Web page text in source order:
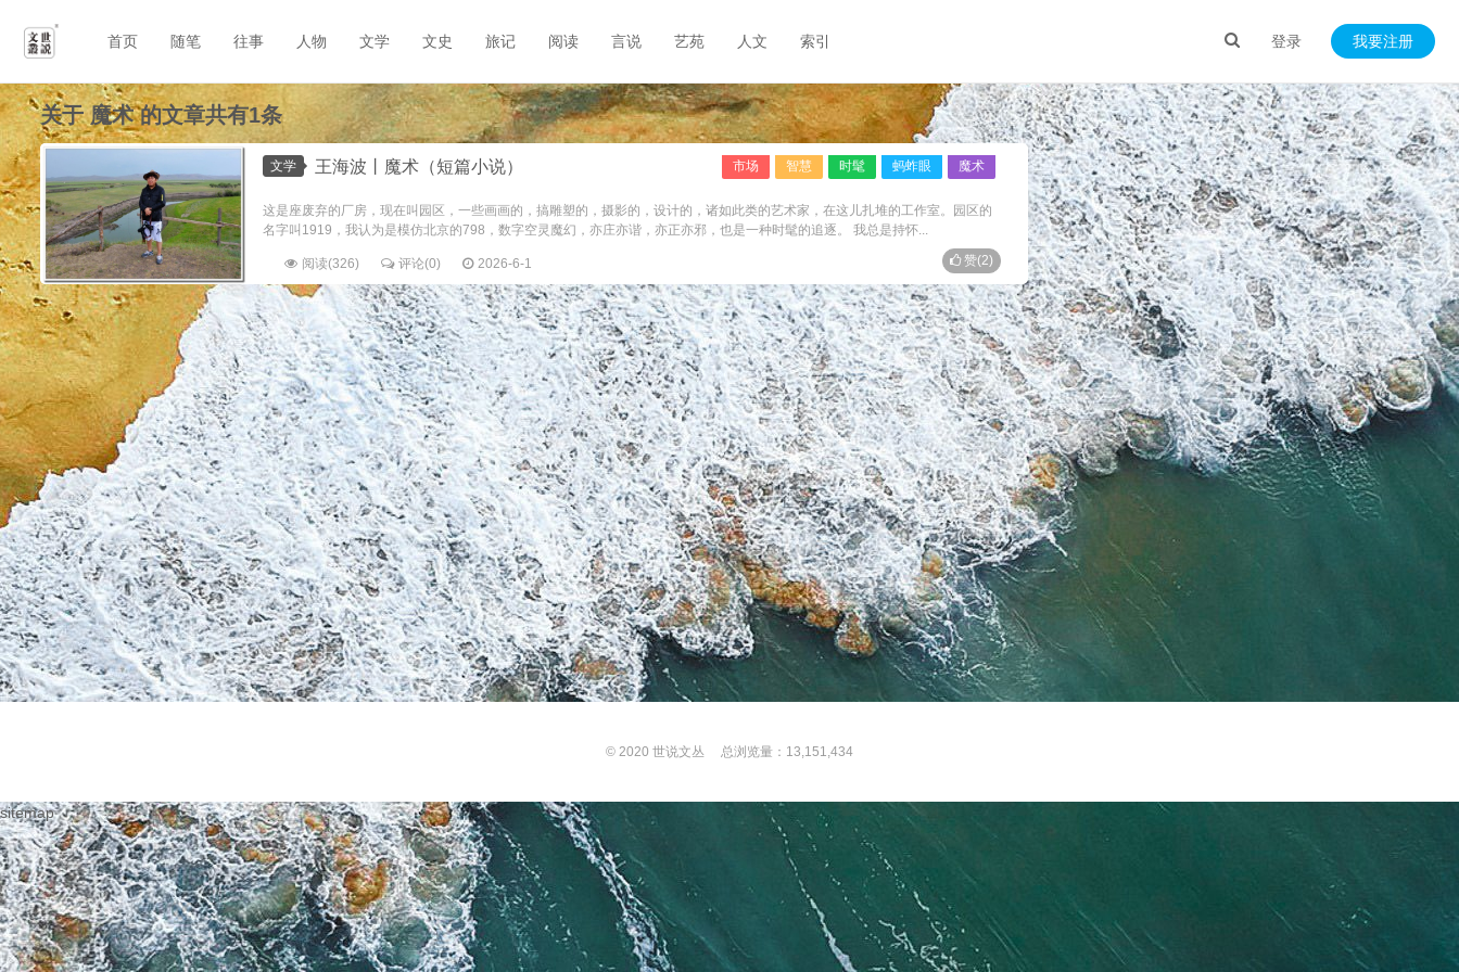
登录 我要注册
首页 随笔 往事 人物 文学 文史 旅记 阅读 言说 艺苑 人文 索引
关于魔术的文章共有1条
文学 市场 智慧 时髦 蚂蚱眼 魔术
王海波丨魔术（短篇小说）
这是座废弃的厂房，现在叫园区，一些画画的，搞雕塑的，摄影的，设计的，诸如此类的艺术家，在这儿扎堆的工作室。园区的
名字叫1919，我认为是模仿北京的798，数字空灵魔幻，亦庄亦谐，亦正亦邪，也是一种时髦的追逐。 我总是持怀...
阅读(326) 评论(0) 2026-6-1 赞(2)
© 2020 世说文丛 总浏览量：13,151,434
sitemap